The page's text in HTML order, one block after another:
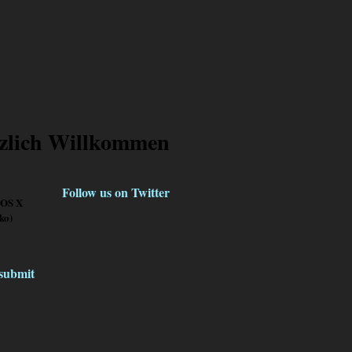
Willkommen
Follow us on Twitter
X